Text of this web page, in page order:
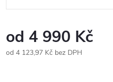
od 4 990 Kč
od 4 123,97 Kč bez DPH